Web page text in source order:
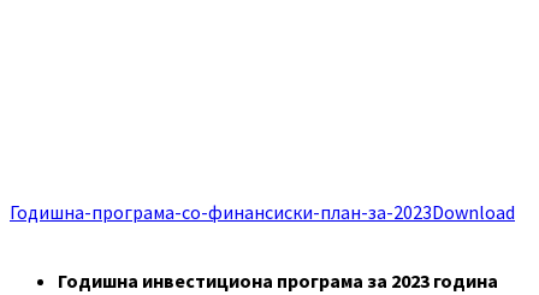
Годишна-програма-со-финансиски-план-за-2023Download
Годишна инвестициона програма за 2023 година